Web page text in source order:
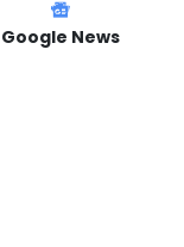
Google News